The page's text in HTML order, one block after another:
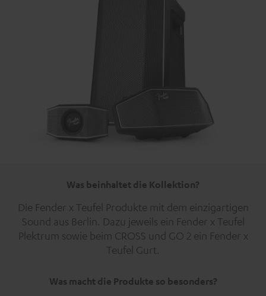
Was beinhaltet die Kollektion?
Die Fender x Teufel Produkte mit dem einzigartigen
Sound aus Berlin. Dazu jeweils ein Fender x Teufel
Plektrum sowie beim CROSS und GO 2 ein Fender x
Teufel Gurt.
Was macht die Produkte so besonders?